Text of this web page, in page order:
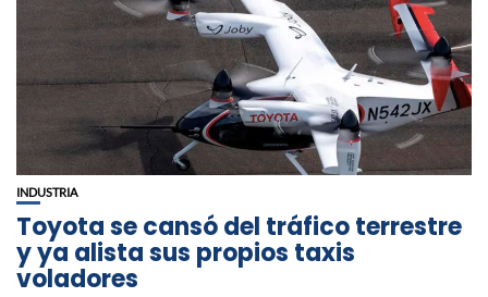
INDUSTRIA
Toyota se cansó del tráfico terrestre
y ya alista sus propios taxis
voladores